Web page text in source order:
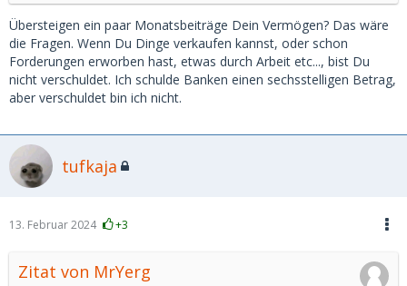
Übersteigen ein paar Monatsbeiträge Dein Vermögen? Das wäre
die Fragen. Wenn Du Dinge verkaufen kannst, oder schon
Forderungen erworben hast, etwas durch Arbeit etc..., bist Du
nicht verschuldet. Ich schulde Banken einen sechsstelligen Betrag,
aber verschuldet bin ich nicht.
tufkaja
13. Februar 2024 +3
Zitat von MrYerg